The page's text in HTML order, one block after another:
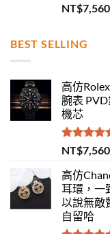
評分 5.00
滿分 5
NT$
BEST SELLING
高仿
腕表
機芯
評分 5.00
滿分 5
NT$
高仿
耳環，一
以說無敵
自留哈